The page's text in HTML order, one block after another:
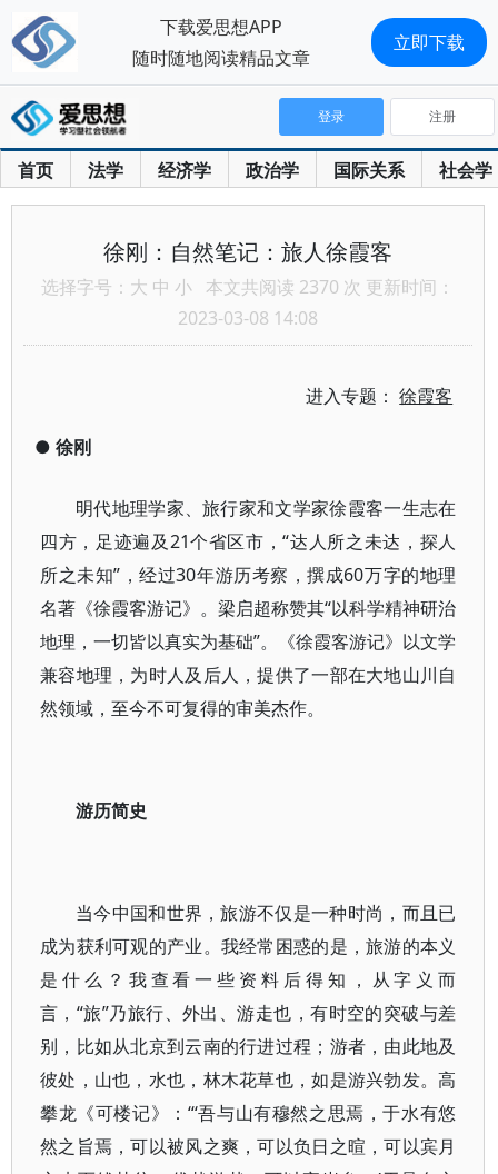
首页 法学 经济学 政治学 国际关系 社会学
登录 注册
徐刚：自然笔记：旅人徐霞客
选择字号： 大 中 小 本文共阅读 2370 次 更新时间：
2023-03-08 14:08
进入专题：徐霞客
● 徐刚
明代地理学家、旅行家和文学家徐霞客一生志在
四方，足迹遍及21个省区市，“达人所之未达，探人
所之未知”，经过30年游历考察，撰成60万字的地理
名著《徐霞客游记》。梁启超称赞其“以科学精神研治
地理，一切皆以真实为基础”。《徐霞客游记》以文学
兼容地理，为时人及后人，提供了一部在大地山川自
然领域，至今不可复得的审美杰作。
游历简史
当今中国和世界，旅游不仅是一种时尚，而且已
成为获利可观的产业。我经常困惑的是，旅游的本义
是什么？我查看一些资料后得知，从字义而
言，“旅”乃旅行、外出、游走也，有时空的突破与差
别，比如从北京到云南的行进过程；游者，由此地及
彼处，山也，水也，林木花草也，如是游兴勃发。高
攀龙《可楼记》：“‘吾与山有穆然之思焉，于水有悠
然之旨焉，可以被风之爽，可以负日之暄，可以宾月
下载爱思想APP
随时随地阅读精品文章
立即下载